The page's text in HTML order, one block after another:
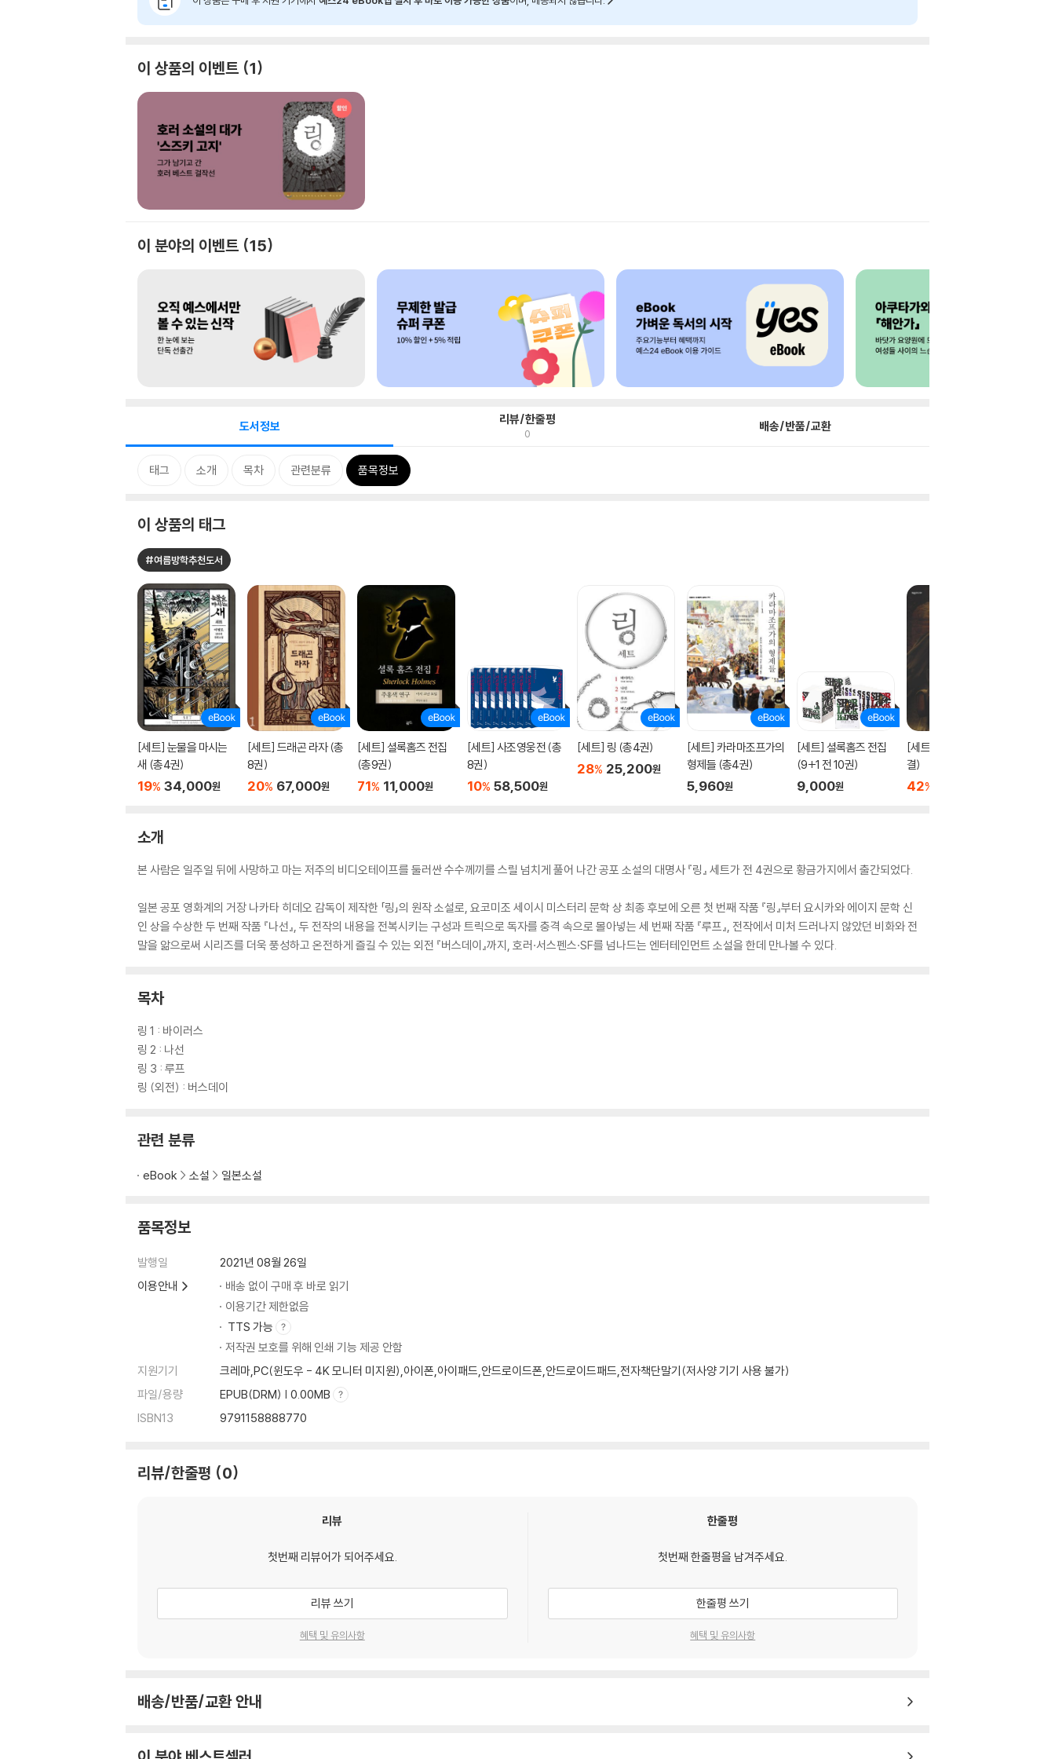
이 상품의 이벤트 1
이 분야의 이벤트 15
도서정보 리뷰/한줄평
0 배송/반품/교환
태그 소개 목차 관련분류 품목정보
이 상품의 태그
#여름방학추천도서
[세트] 눈물을 마시는
새 (총4권)
19% 34,000원
[세트] 드래곤 라자 (총
8권)
20% 67,000원
[세트] 셜록홈즈 전집
(총9권)
71% 11,000원
[세트] 사조영웅전 (총
8권)
10% 58,500원
[세트] 링 (총4권)
28% 25,200원
[세트] 카라마조프가의
형제들 (총4권)
5,960원
[세트] 셜록홈즈 전집
(9+1 전 10권)
9,000원
[세트] 위쳐 (총11권/완
결)
42%
소개
본 사람은 일주일 뒤에 사망하고 마는 저주의 비디오테이프를 둘러싼 수수께끼를 스릴 넘치게 풀어 나간 공포 소설의 대명사 『링』 세트가 전 4권으로 황금가지에서 출간되었다.
일본 공포 영화계의 거장 나카타 히데오 감독이 제작한 「링」의 원작 소설로, 요코미조 세이시 미스터리 문학 상 최종 후보에 오른 첫 번째 작품 『링』부터 요시카와 에이지 문학 신
인 상을 수상한 두 번째 작품 『나선』, 두 전작의 내용을 전복시키는 구성과 트릭으로 독자를 충격 속으로 몰아넣는 세 번째 작품 『루프』, 전작에서 미처 드러나지 않았던 비화와 전
말을 앎으로써 시리즈를 더욱 풍성하고 온전하게 즐길 수 있는 외전 『버스데이』까지, 호러·서스펜스·SF를 넘나드는 엔터테인먼트 소설을 한데 만나볼 수 있다.
목차
링 1 : 바이러스
링 2 : 나선
링 3 : 루프
링 (외전) : 버스데이
관련 분류
eBook 소설 일본소설
품목정보
발행일
2021년 08월 26일
이용안내
배송 없이 구매 후 바로 읽기
이용기간 제한없음
TTS 가능
저작권 보호를 위해 인쇄 기능 제공 안함
지원기기
크레마,PC(윈도우 - 4K 모니터 미지원),아이폰,아이패드,안드로이드폰,안드로이드패드,전자책단말기(저사양 기기 사용 불가)
파일/용량
EPUB(DRM) | 0.00MB
ISBN13
9791158888770
리뷰/한줄평 0
리뷰
첫번째 리뷰어가 되어주세요.
리뷰 쓰기
혜택 및 유의사항
한줄평
첫번째 한줄평을 남겨주세요.
한줄평 쓰기
혜택 및 유의사항
배송/반품/교환 안내